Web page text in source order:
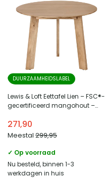
DUURZAAMHEIDSLABEL
Lewis & Loft Eettafel Lien – FSC®-
gecertificeerd mangohout –
271,90
Meestal 299,95
✓ Op voorraad
Nu besteld, binnen 1-3
werkdagen in huis